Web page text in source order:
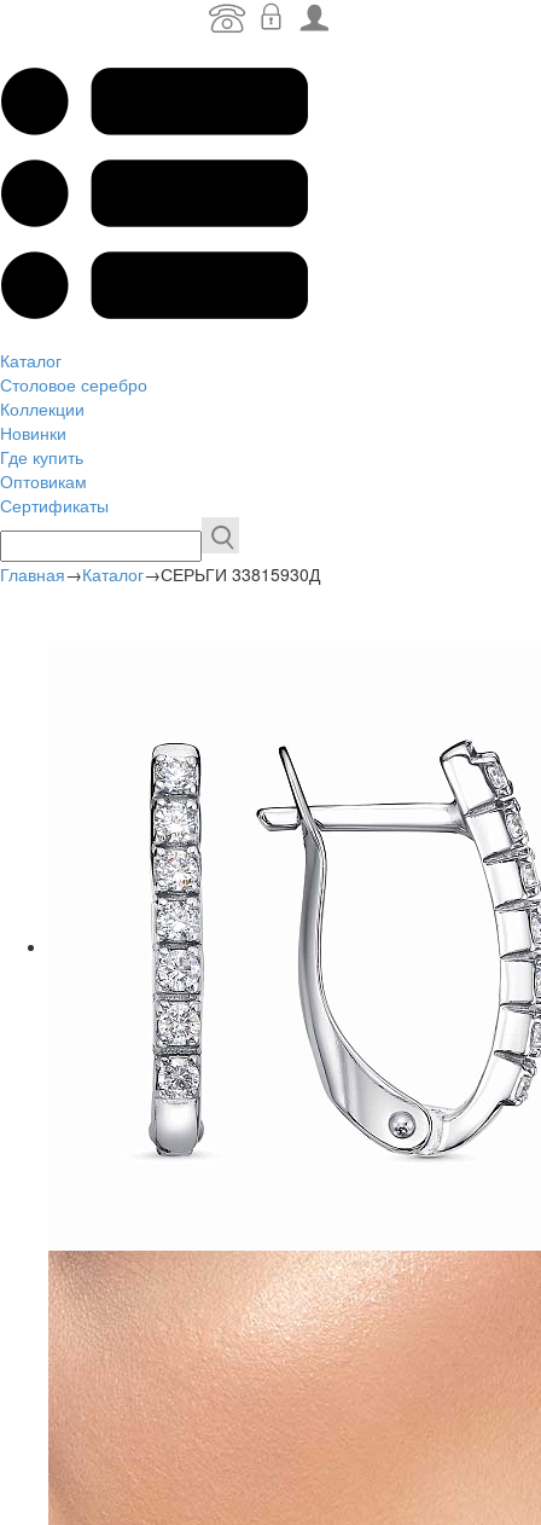
Каталог
Столовое серебро
Коллекции
Новинки
Где купить
Оптовикам
Сертификаты
Главная→Каталог→СЕРЬГИ 33815930Д